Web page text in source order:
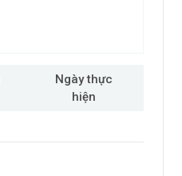
Ngày thực
hiện